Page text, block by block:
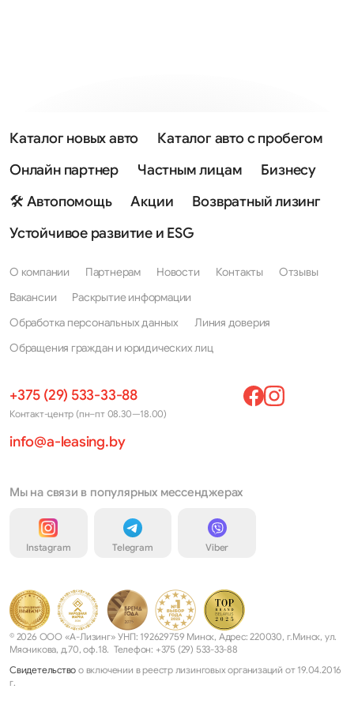
Каталог новых авто
Каталог авто с пробегом
Онлайн партнер
Частным лицам
Бизнесу
🛠 Автопомощь
Акции
Возвратный лизинг
Устойчивое развитие и ESG
О компании Партнерам Новости Контакты
Отзывы
Вакансии
Раскрытие информации
Обработка персональных данных
Линия доверия
Обращения граждан и юридических лиц
+375 (29) 533-33-88
Контакт-центр (пн–пт 08.30—18.00)
info@a-leasing.by
Мы на связи в популярных мессенджерах
Instagram Telegram Viber
© 2026 ООО «А-Лизинг» УНП: 192629759 Минск, Адрес: 220030, г.Минск, ул.
Мясникова, д.70, оф.18. Телефон: +375 (29) 533-33-88
Свидетельство о включении в реестр лизинговых организаций от 19.04.2016
г.